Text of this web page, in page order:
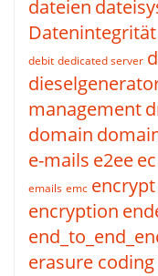
dateien
Datenintegrität
debit dedicated server
management
domain
e-mails e2eeec
emails emc encrypt
encryption
erasure coding